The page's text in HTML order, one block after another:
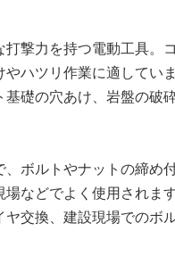
撃力を持つ電動工具。
ハツリ作業に適していま
礎の穴あけ、岩盤の破
ボルトやナットの締め
などでよく使用されます
交換、建設現場でのボ